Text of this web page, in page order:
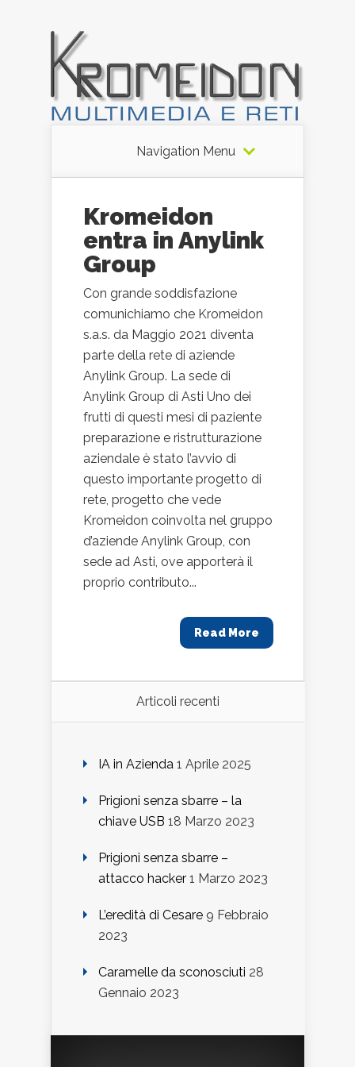
Navigation Menu
Kromeidon
entra in Anylink
Group
Con grande soddisfazione
comunichiamo che Kromeidon
s.a.s. da Maggio 2021 diventa
parte della rete di aziende
Anylink Group. La sede di
Anylink Group di Asti Uno dei
frutti di questi mesi di paziente
preparazione e ristrutturazione
aziendale è stato l’avvio di
questo importante progetto di
rete, progetto che vede
Kromeidon coinvolta nel gruppo
d’aziende Anylink Group, con
sede ad Asti, ove apporterà il
proprio contributo...
Read More
Articoli recenti
IA in Azienda 1 Aprile 2025
Prigioni senza sbarre – la
chiave USB 18 Marzo 2023
Prigioni senza sbarre –
attacco hacker 1 Marzo 2023
L’eredità di Cesare 9 Febbraio
2023
Caramelle da sconosciuti 28
Gennaio 2023